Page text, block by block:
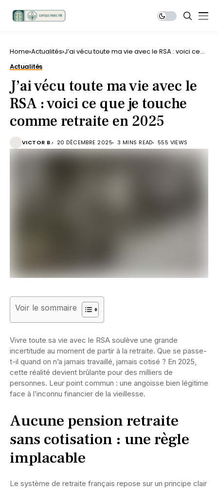
Home Actualités J’ai vécu toute ma vie avec le RSA : voici ce
Actualités
J’ai vécu toute ma vie avec le
RSA : voici ce que je touche
comme retraite en 2025
VICTOR B. 20 DÉCEMBRE 2025 3 MINS READ 555 VIEWS
Voir le sommaire
Vivre toute sa vie avec le RSA soulève une grande
incertitude au moment de partir à la retraite. Que se passe-
t-il quand on n’a jamais travaillé, jamais cotisé ? En 2025,
cette réalité devient brûlante pour des milliers de
personnes. Leur point commun : une angoisse bien légitime
face à l’inconnu financier de la vieillesse.
Aucune pension retraite
sans cotisation : une règle
implacable
Le système de retraite français repose sur un principe clair